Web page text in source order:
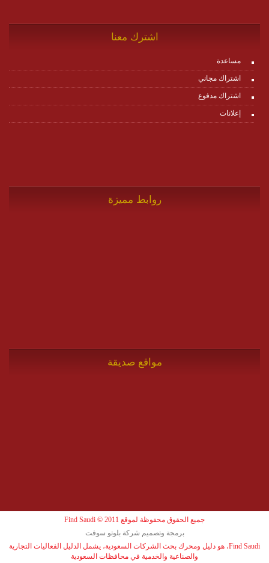
اشترك معنا
مساعدة
اشتراك مجاني
اشتراك مدفوع
إعلانات
روابط مميزة
مواقع صديقة
جميع الحقوق محفوظة لموقع Find Saudi © 2011
برمجة وتصميم شركة بلوتو سوفت
Find Saudi، هو دليل ومحرك بحث الشركات السعودية، يشمل الدليل الفعاليات التجارية
والصناعية والخدمية في محافظات السعودية